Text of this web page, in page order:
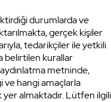
durumlarda ve
gerçek kişiler
tedarikçiler ile yetkili
belirtilen kurallar
metninde,
ve hangi amaçlarla
yer almaktadır. Lütfen ilgili